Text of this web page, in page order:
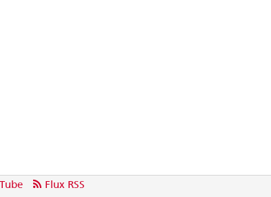
Flux RSS